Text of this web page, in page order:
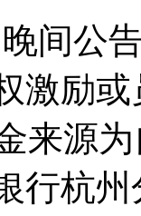
晚间公
激励
来源
行杭